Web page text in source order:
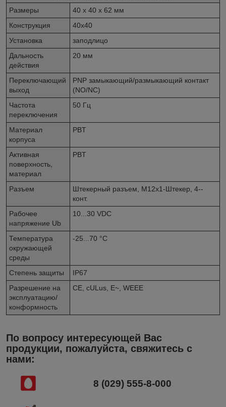
Размеры
40 x 40 x 62 мм
Конструкция
40x40
Установка
заподлицо
Дальность
действия
20 мм
Переключающий
выход
PNP замыкающий/размыкающий контакт
(NO/NC)
Частота
переключения
50 Гц
Материал
корпуса
PBT
Активная
поверхность,
материал
PBT
Разъем
Штекерный разъем, M12x1-Штекер, 4--
конт.
Рабочее
напряжение Ub
10...30 VDC
Температура
окружающей
среды
-25...70 °C
Степень защиты
IP67
Разрешение на
эксплуатацию/
конформность
CE, cULus, E~, WEEE
По вопросу интересующей Вас
продукции, пожалуйста, свяжитесь с
нами:
8 (029) 555-8-000